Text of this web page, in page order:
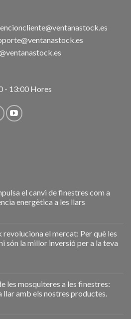
- 13:00 Hores
el canvi de finestres com a
energètica a les llars
revoluciona el mercat: Per què les
són la millor inversió per a la teva
les mosquiteres a les finestres:
llar amb els nostres productes.